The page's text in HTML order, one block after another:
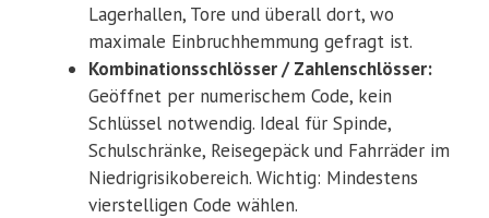
Lagerhallen, Tore und überall dort, wo
maximale Einbruchhemmung gefragt ist.
Kombinationsschlösser / Zahlenschlösser:
Geöffnet per numerischem Code, kein
Schlüssel notwendig. Ideal für Spinde,
Schulschränke, Reisegepäck und Fahrräder im
Niedrigrisikobereich. Wichtig: Mindestens
vierstelligen Code wählen.